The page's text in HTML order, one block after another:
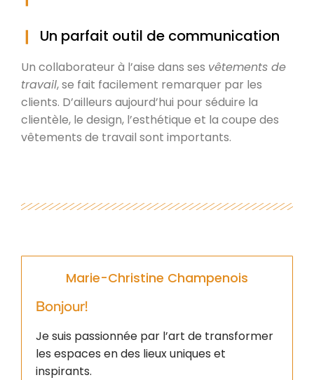
Un parfait outil de communication
Un collaborateur à l’aise dans ses vêtements de
travail, se fait facilement remarquer par les
clients. D’ailleurs aujourd’hui pour séduire la
clientèle, le design, l’esthétique et la coupe des
vêtements de travail sont importants.
Marie-Christine Champenois
Bonjour!
Je suis passionnée par l’art de transformer
les espaces en des lieux uniques et
inspirants.